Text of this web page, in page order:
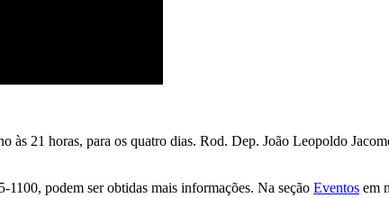
às 21 horas, para os quatro dias. Rod. Dep. João Leopoldo
1100, podem ser obtidas mais informações. Na seção Eventos em